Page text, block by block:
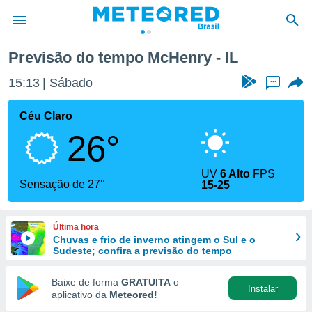
da
fornecidas
a este
das
e
forma
digital
Previsão do tempo McHenry - IL
15:13 Sábado ...
Céu Claro
26°
Sensação de 27°
UV6 Alto FPS
15-25
Última hora
Chuvas e frio de inverno atingem o Sul e o
Sudeste; confira a previsão do tempo
Baixe de forma GRATUITA o
aplicativo da Meteored!
Instalar